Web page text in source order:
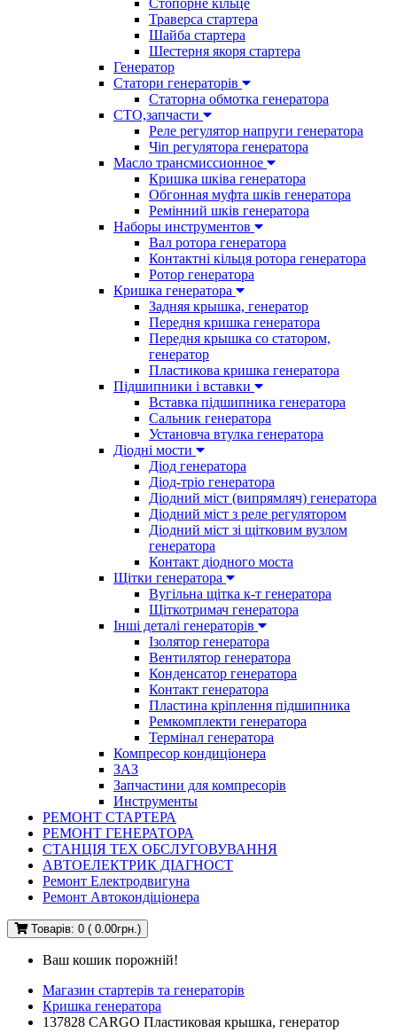
Стопорне кільце
Траверса стартера
Шайба стартера
Шестерня якоря стартера
Генератор
Cтатори генераторів
Статорна обмотка генератора
СТО,запчасти
Реле регулятор напруги генератора
Чіп регулятора генератора
Масло трансмиссионное
Кришка шківа генератора
Обгонная муфта шків генератора
Ремінний шків генератора
Наборы инструментов
Вал ротора генератора
Контактні кільця ротора генератора
Ротор генератора
Кришка генератора
Задняя крышка, генератор
Передня кришка генератора
Передня крышка со статором,
генератор
Пластикова кришка генератора
Підшипники і вставки
Вставка підшипника генератора
Сальник генератора
Установча втулка генератора
Діодні мости
Діод генератора
Діод-тріо генератора
Діодний міст (випрямляч) генератора
Діодний міст з реле регулятором
Діодний міст зі щітковим вузлом
генератора
Контакт діодного моста
Щітки генератора
Вугільна щітка к-т генератора
Щіткотримач генератора
Інші деталі генераторів
Ізолятор генератора
Вентилятор генератора
Конденсатор генератора
Контакт генератора
Пластина кріплення підшипника
Ремкомплекти генератора
Термінал генератора
Компресор кондиціонера
ЗАЗ
Запчастини для компресорів
Инструменты
РЕМОНТ СТАРТЕРА
РЕМОНТ ГЕНЕРАТОРА
СТАНЦІЯ ТЕХ ОБСЛУГОВУВАННЯ
АВТОЕЛЕКТРИК ДІАГНОСТ
Ремонт Електродвигуна
Ремонт Автокондіціонера
Товарів: 0 ( 0.00грн.)
Ваш кошик порожній!
Магазин стартерів та генераторів
Кришка генератора
137828 CARGO Пластиковая крышка, генератор